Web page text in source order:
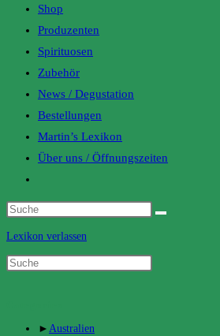
Shop
Produzenten
Spirituosen
Zubehör
News / Degustation
Bestellungen
Martin’s Lexikon
Über uns / Öffnungszeiten
website
search
Lexikon verlassen
► Australien